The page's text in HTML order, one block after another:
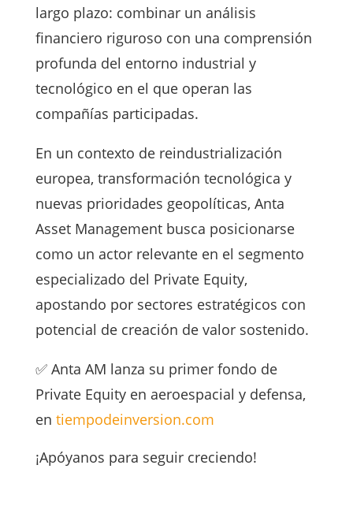
largo plazo: combinar un análisis
financiero riguroso con una comprensión
profunda del entorno industrial y
tecnológico en el que operan las
compañías participadas.
En un contexto de reindustrialización
europea, transformación tecnológica y
nuevas prioridades geopolíticas, Anta
Asset Management busca posicionarse
como un actor relevante en el segmento
especializado del Private Equity,
apostando por sectores estratégicos con
potencial de creación de valor sostenido.
✅ Anta AM lanza su primer fondo de
Private Equity en aeroespacial y defensa,
en tiempodeinversion.com
¡Apóyanos para seguir creciendo!